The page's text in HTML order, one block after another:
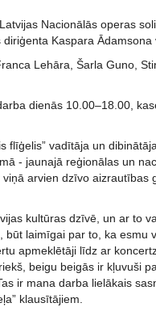
Nacionālās operas
Kaspara Ādamsona
Lehāra, Šarla Guno,
dienās 10.00–18.00,
flīģelis” vadītāja un
- jaunajā reģionālas un
arvien dzīvo aizrautības
kultūras dzīvē, un ar to
laimīgai par to, ka esmu
apmeklētāji līdz ar
beigu beigās ir kļuvuši
ir mana darba lielākais
klausītājiem.